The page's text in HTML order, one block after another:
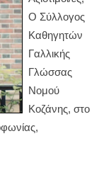
Ο Σύλλογος
Καθηγητών
Γαλλικής
Γλώσσας
Νομού
Κοζάνης, στο